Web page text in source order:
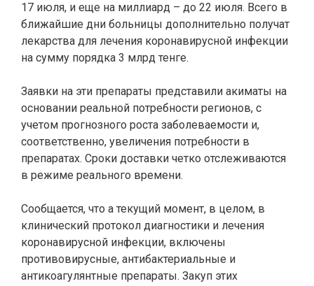
17 июля, и еще на миллиард – до 22 июля. Всего в
ближайшие дни больницы дополнительно получат
лекарства для лечения коронавирусной инфекции
на сумму порядка 3 млрд тенге.
Заявки на эти препараты представили акиматы на
основании реальной потребности регионов, с
учетом прогнозного роста заболеваемости и,
соответственно, увеличения потребности в
препаратах. Сроки доставки четко отслеживаются
в режиме реального времени.
Сообщается, что а текущий момент, в целом, в
клинический протокол диагностики и лечения
коронавирусной инфекции, включены
противовирусные, антибактериальные и
антикоагулянтные препараты. Закуп этих